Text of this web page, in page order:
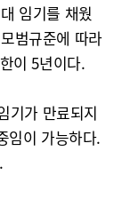
임기를 채웠
범규준에 따라
이 5년이다.
기가 만료되지
임이 가능하다.